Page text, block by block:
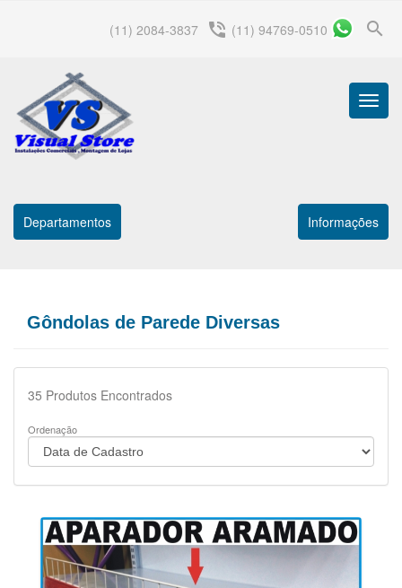
search
(11) 2084-3837 phone_in_talk (11) 94769-0510
Menu
Departamentos Informações
Gôndolas de Parede Diversas
35 Produtos Encontrados
Ordenação